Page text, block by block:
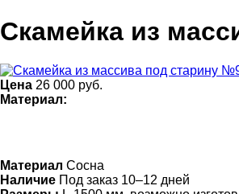
Скамейка из
Цена 26 000 руб.
Материал:
Материал Сосна
Наличие Под заказ 10–12 дней